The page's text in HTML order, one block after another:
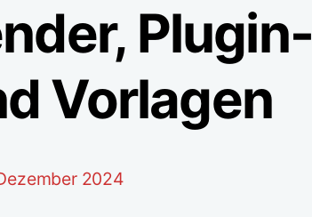
Plugin-
Vorlagen
2024